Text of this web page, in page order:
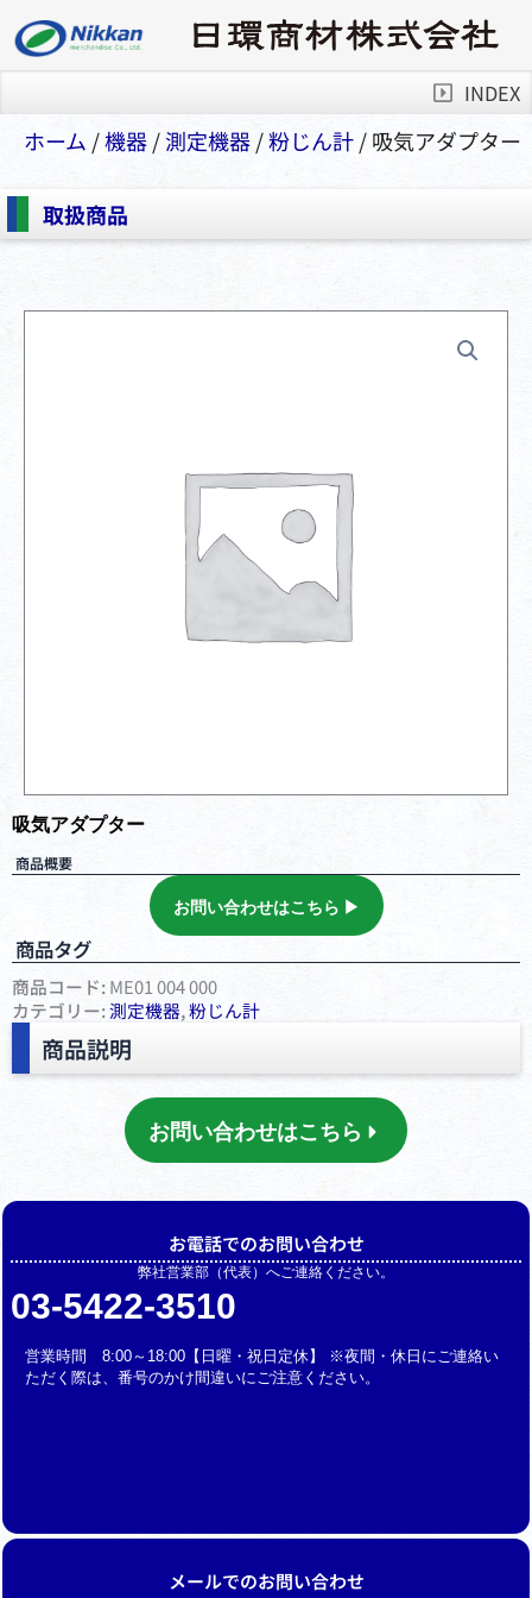
INDEX
ホーム /機器/測定機器/粉じん計/ 吸気アダプター
取扱商品
吸気アダプター
商品概要
お問い合わせはこちら ▶︎
商品タグ
商品コード:ME01 004 000
カテゴリー:測定機器,粉じん計
商品説明
お問い合わせはこちら
お電話でのお問い合わせ
弊社営業部（代表）へご連絡ください。
03-5422-3510
営業時間 8:00～18:00【日曜・祝日定休】 ※夜間・休日にご連絡い
ただく際は、番号のかけ間違いにご注意ください。
メールでのお問い合わせ